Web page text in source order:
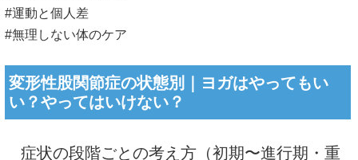
#運動と個人差
#無理しない体のケア
変形性股関節症の状態別｜ヨガはやってもい
い？やってはいけない？
症状の段階ごとの考え方（初期〜進行期・重